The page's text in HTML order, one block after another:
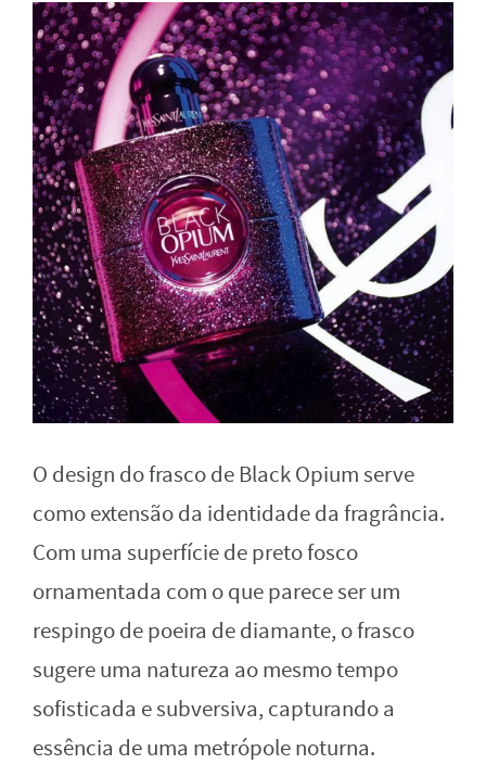
O design do frasco de Black Opium serve
como extensão da identidade da fragrância.
Com uma superfície de preto fosco
ornamentada com o que parece ser um
respingo de poeira de diamante, o frasco
sugere uma natureza ao mesmo tempo
sofisticada e subversiva, capturando a
essência de uma metrópole noturna.